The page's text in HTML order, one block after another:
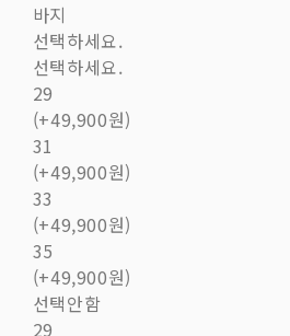
바지
선택하세요.
선택하세요.
29
(+49,900원)
31
(+49,900원)
33
(+49,900원)
35
(+49,900원)
선택안함
29